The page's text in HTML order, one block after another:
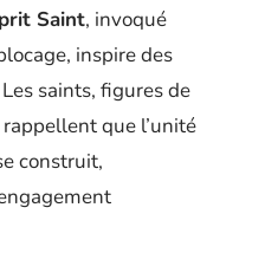
Saint, invoqué
inspire des
saints, figures de
que l’unité
construit,